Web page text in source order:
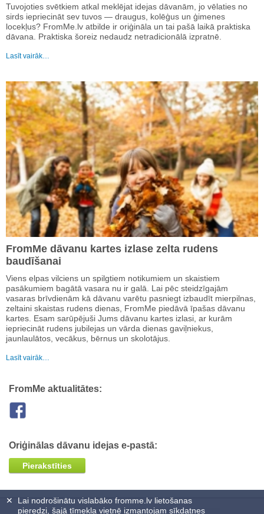
Tuvojoties svētkiem atkal meklējat idejas dāvanām, jo vēlaties no
sirds iepriecināt sev tuvos — draugus, kolēģus un ģimenes
locekļus? FromMe.lv atbilde ir oriģināla un tai pašā laikā praktiska
dāvana. Praktiska šoreiz nedaudz netradicionālā izpratnē.
Lasīt vairāk…
FromMe dāvanu kartes izlase zelta rudens
baudīšanai
Viens elpas vilciens un spilgtiem notikumiem un skaistiem
pasākumiem bagātā vasara nu ir galā. Lai pēc steidzīgajām
vasaras brīvdienām kā dāvanu varētu pasniegt izbaudīt mierpilnas,
zeltaini skaistas rudens dienas, FromMe piedāvā īpašas dāvanu
kartes. Esam sarūpējuši Jums dāvanu kartes izlasi, ar kurām
iepriecināt rudens jubilejas un vārda dienas gaviļniekus,
jaunlaulātos, vecākus, bērnus un skolotājus.
Lasīt vairāk…
FromMe aktualitātes:
Oriģinālas dāvanu idejas e-pastā:
Pierakstīties
Lai nodrošinātu vislabāko fromme.lv lietošanas
pieredzi, šajā tīmekļa vietnē izmantojam sīkdatnes
✕